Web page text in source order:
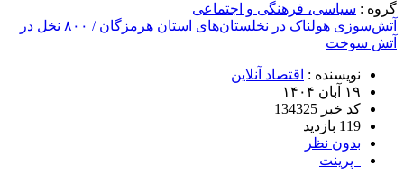
گروه : سیاسی، فرهنگی و اجتماعی
آتش‌سوزی هولناک در نخلستان‌های استان هرمزگان / ۸۰۰ نخل در
آتش سوخت
نویسنده : اقتصاد آنلاین
۱۹ آبان ۱۴۰۴
کد خبر 134325
119 بازدید
بدون نظر
پرینت